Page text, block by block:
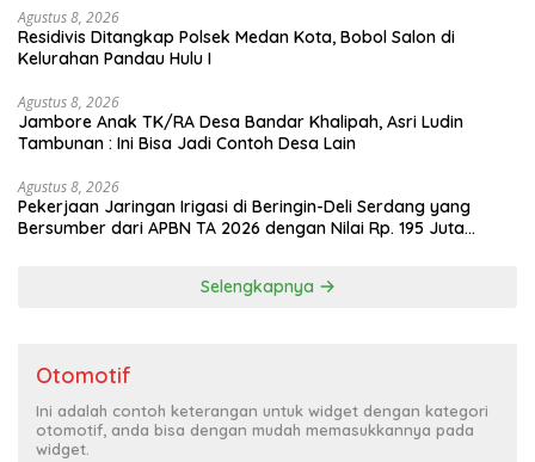
Agustus 8, 2026
Residivis Ditangkap Polsek Medan Kota, Bobol Salon di
Kelurahan Pandau Hulu I
Agustus 8, 2026
Jambore Anak TK/RA Desa Bandar Khalipah, Asri Ludin
Tambunan : Ini Bisa Jadi Contoh Desa Lain
Agustus 8, 2026
Pekerjaan Jaringan Irigasi di Beringin-Deli Serdang yang
Bersumber dari APBN TA 2026 dengan Nilai Rp. 195 Juta
Selengkapnya
Otomotif
Ini adalah contoh keterangan untuk widget dengan kategori
otomotif, anda bisa dengan mudah memasukkannya pada
widget.